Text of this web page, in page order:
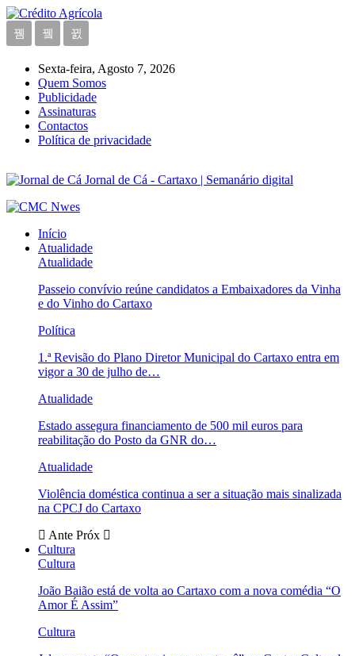
Sexta-feira, Agosto 7, 2026
Quem Somos
Publicidade
Assinaturas
Contactos
Política de privacidade
Jornal de Cá - Cartaxo | Semanário digital
Início
Atualidade
Atualidade
Passeio convívio reúne candidatos a Embaixadores da Vinha
e do Vinho do Cartaxo
Política
1.ª Revisão do Plano Diretor Municipal do Cartaxo entra em
vigor a 30 de julho de…
Atualidade
Estado assegura financiamento de 500 mil euros para
reabilitação do Posto da GNR do…
Atualidade
Violência doméstica continua a ser a situação mais sinalizada
na CPCJ do Cartaxo
Ante Próx
Cultura
Cultura
João Baião está de volta ao Cartaxo com a nova comédia “O
Amor É Assim”
Cultura